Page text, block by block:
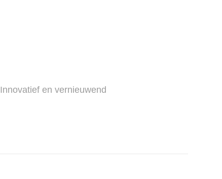
Innovatief en vernieuwend